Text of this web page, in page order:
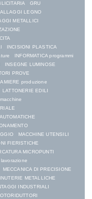
GRU
LEGNO
METALLICI
INCISIONI PLASTICA
INFORMATICA programmi
INSEGNE LUMINOSE
PROVE
produzione
LATTONERIE EDILI
MACCHINE UTENSILI
FIERISTICHE
MICROPUNTI
MECCANICA DI PRECISIONE
METALLICHE
INDUSTRIALI